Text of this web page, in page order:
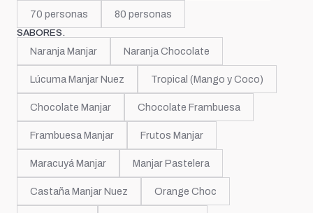
70 personas 80 personas
SABORES.
Naranja Manjar Naranja Chocolate
Lúcuma Manjar Nuez Tropical (Mango y Coco)
Chocolate Manjar Chocolate Frambuesa
Frambuesa Manjar Frutos Manjar
Maracuyá Manjar Manjar Pastelera
Castaña Manjar Nuez Orange Choc